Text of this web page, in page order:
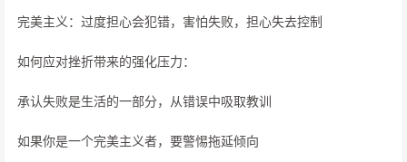
完美主义：过度担心会犯错，害怕失败，担心失去控制
如何应对挫折带来的强化压力：
承认失败是生活的一部分，从错误中吸取教训
如果你是一个完美主义者，要警惕拖延倾向